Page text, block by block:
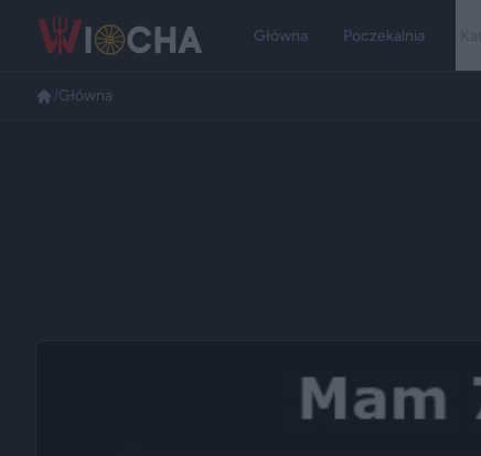
Główna Poczekalnia
Główna